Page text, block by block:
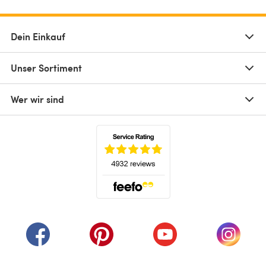
Dein Einkauf
Unser Sortiment
Wer wir sind
(öffnet sich in einem neuen Tab)
(öffnet sich in einem neuen Tab)
(öffnet sich in einem
(öffnet